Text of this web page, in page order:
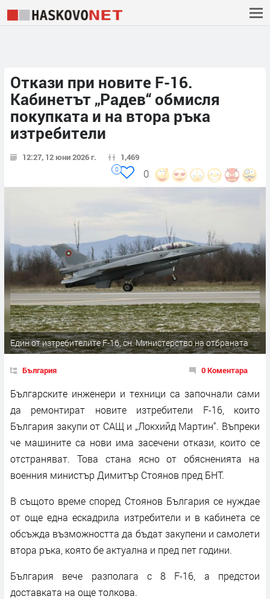
Откази при новите F-16.
Kaбинетът „Радев“ обмисля
покупката и на втора ръка
изтребители
12:27, 12 юни 2026 г. 1,469
0
0
Един от изтребителите F-16, сн. Министерство на отбраната
България 0 Коментара
Българските инженери и техници са започнали сами
да ремонтират новите изтребители F-16, които
България закупи от САЩ и „Локхийд Мартин“. Въпреки
че машините са нови има засечени откази, които се
отстраняват. Това стана ясно от обясненията на
военния министър Димитър Стоянов пред БНТ.
В същото време според Стоянов България се нуждае
от още една ескадрила изтребители и в кабинета се
обсъжда възможността да бъдат закупени и самолети
втора ръка, която бе актуална и пред пет години.
България вече разполага с 8 F-16, а предстои
доставката на още толкова.